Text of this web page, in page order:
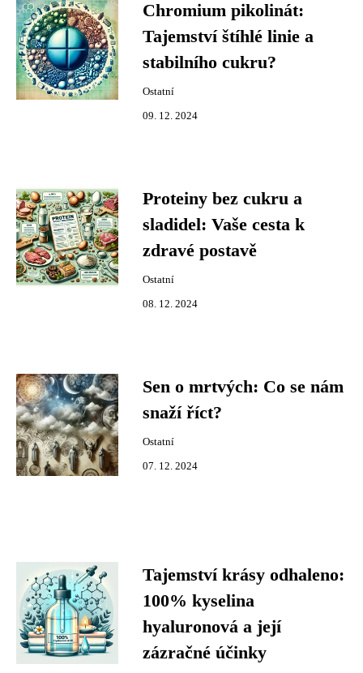
Chromium pikolinát:
Tajemství štíhlé linie a
stabilního cukru?
Ostatní
09. 12. 2024
Proteiny bez cukru a
sladidel: Vaše cesta k
zdravé postavě
Ostatní
08. 12. 2024
Sen o mrtvých: Co se nám
snaží říct?
Ostatní
07. 12. 2024
Tajemství krásy odhaleno:
100% kyselina
hyaluronová a její
zázračné účinky